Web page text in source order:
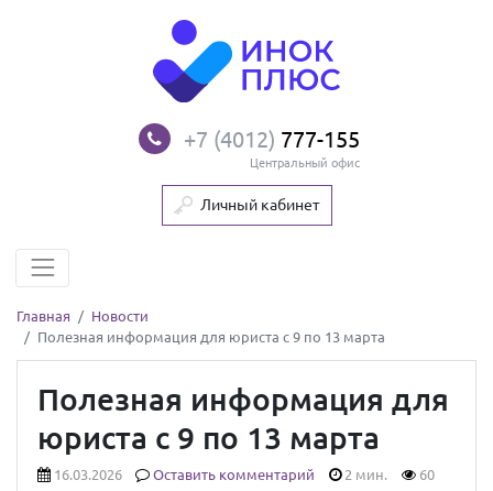
+7 (4012) 777-155
Центральный офис
Личный кабинет
Главная
Новости
Полезная информация для юриста с 9 по 13 марта
Полезная информация для
юриста с 9 по 13 марта
16.03.2026 Оставить комментарий 2 мин. 60